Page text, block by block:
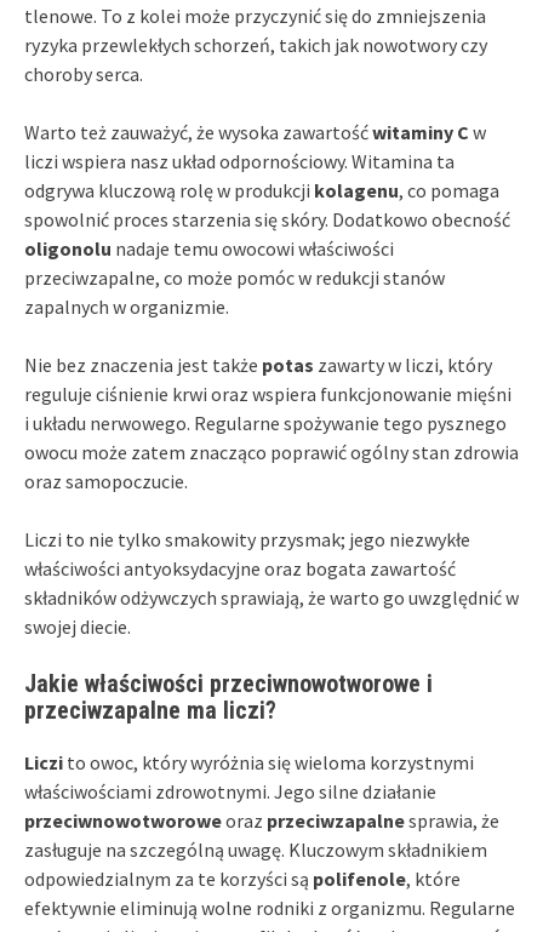
tlenowe. To z kolei może przyczynić się do zmniejszenia
ryzyka przewlekłych schorzeń, takich jak nowotwory czy
choroby serca.
Warto też zauważyć, że wysoka zawartośćwitaminy C w
liczi wspiera nasz układ odpornościowy. Witamina ta
odgrywa kluczową rolę w produkcji kolagenu, co pomaga
spowolnić proces starzenia się skóry. Dodatkowo obecność
oligonolu nadaje temu owocowi właściwości
przeciwzapalne, co może pomóc w redukcji stanów
zapalnych w organizmie.
Nie bez znaczenia jest także potas zawarty w liczi, który
reguluje ciśnienie krwi oraz wspiera funkcjonowanie mięśni
i układu nerwowego. Regularne spożywanie tego pysznego
owocu może zatem znacząco poprawić ogólny stan zdrowia
oraz samopoczucie.
Liczi to nie tylko smakowity przysmak; jego niezwykłe
właściwości antyoksydacyjne oraz bogata zawartość
składników odżywczych sprawiają, że warto go uwzględnić w
swojej diecie.
Jakie właściwości przeciwnowotworowe i
przeciwzapalne ma liczi?
Liczi to owoc, który wyróżnia się wieloma korzystnymi
właściwościami zdrowotnymi. Jego silne działanie
przeciwnowotworoweoraz przeciwzapalnesprawia, że
zasługuje na szczególną uwagę. Kluczowym składnikiem
odpowiedzialnym za te korzyści są polifenole, które
efektywnie eliminują wolne rodniki z organizmu. Regularne